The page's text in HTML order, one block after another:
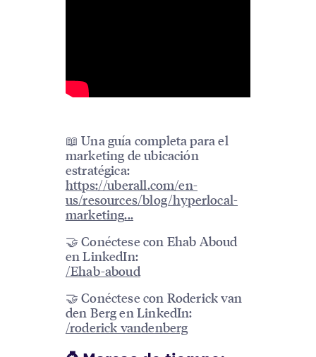
📖 Una guía completa para el
marketing de ubicación
estratégica:
https://uberall.com/en-
us/resources/blog/hyperlocal-
marketing...
🤝 Conéctese con Ehab Aboud
en LinkedIn:
/Ehab-aboud
🤝 Conéctese con Roderick van
den Berg en LinkedIn:
/roderick vandenberg